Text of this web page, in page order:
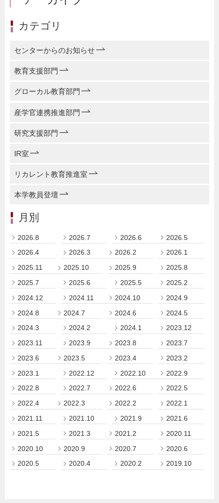
カテゴリ
センターからのお知らせ
教育支援部門
グローカル教育部門
産学官連携推進部門
研究支援部門
IR室
リカレント教育推進室
本学教員登壇
月別
2026.8 2026.7 2026.6
2026.5
2026.4
2026.3 2026.2
2026.1
2025.11
2025.10 2025.9
2025.8
2025.7
2025.6 2025.5
2025.2
2024.12
2024.11 2024.10
2024.9
2024.8
2024.7 2024.6
2024.5
2024.3
2024.2 2024.1
2023.12
2023.11
2023.9 2023.8
2023.7
2023.6
2023.5 2023.4
2023.2
2023.1
2022.12 2022.10
2022.9
2022.8
2022.7 2022.6
2022.5
2022.4
2022.3 2022.2
2022.1
2021.11
2021.10 2021.9
2021.6
2021.5
2021.3 2021.2
2020.11
2020.10
2020.9 2020.7
2020.6
2020.5
2020.4 2020.2 2019.10